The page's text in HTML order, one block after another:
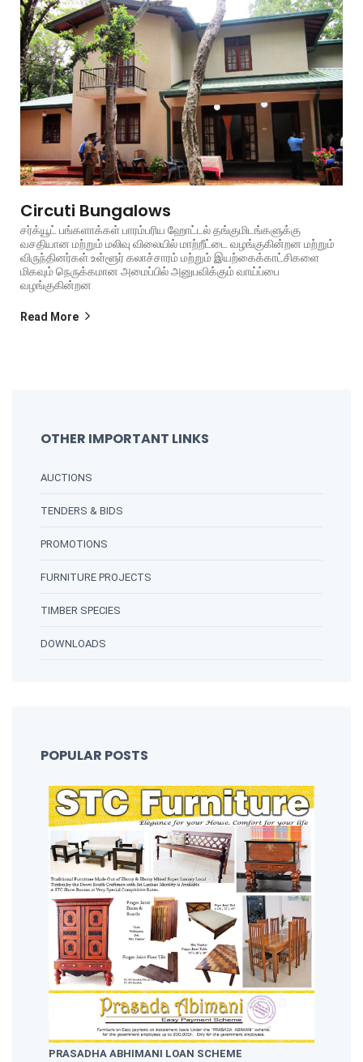
Circuti Bungalows
சர்க்யூட் பங்களாக்கள் பாரம்பரிய ஹோட்டல் தங்குமிடங்களுக்கு
வசதியான மற்றும் மலிவு விலையில் மாற்றீட்டை வழங்குகின்றன மற்றும்
விருந்தினர்கள் உள்ளூர் கலாச்சாரம் மற்றும் இயற்கைக்காட்சிகளை
மிகவும் நெருக்கமான அமைப்பில் அனுபவிக்கும் வாய்ப்பை
வழங்குகின்றன
Read More
OTHER IMPORTANT LINKS
AUCTIONS
TENDERS & BIDS
PROMOTIONS
FURNITURE PROJECTS
TIMBER SPECIES
DOWNLOADS
POPULAR POSTS
PRASADHA ABHIMANI LOAN SCHEME